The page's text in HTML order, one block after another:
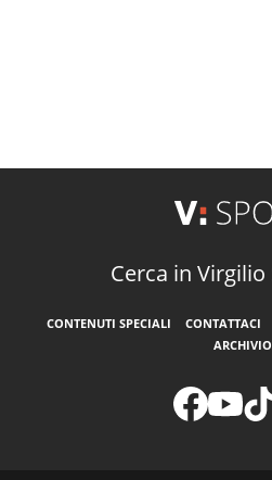
Cerca in Virgilio
CONTENUTI SPECIALI CONTATTACI
ARCHIVIO